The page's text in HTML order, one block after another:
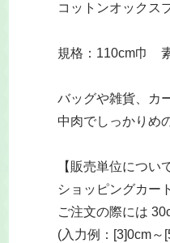
コットンオックス
規格：110cm巾
バッグや雑貨、カ
中肉でしっかりめ
【販売単位につい
ショッピングカー
ご注文の際には
(入力例：[3]0cm～